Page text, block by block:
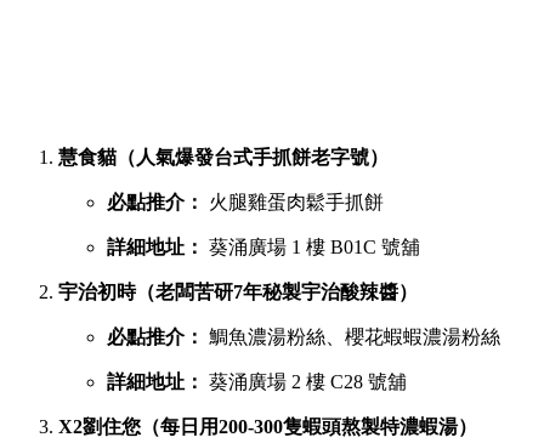
慧食貓（人氣爆發台式手抓餅老字號）
必點推介： 火腿雞蛋肉鬆手抓餅
詳細地址： 葵涌廣場 1 樓 B01C 號舖
宇治初時（老闆苦研7年秘製宇治酸辣醬）
必點推介： 鯛魚濃湯粉絲、櫻花蝦蝦濃湯粉絲
詳細地址： 葵涌廣場 2 樓 C28 號舖
X2劉住您（每日用200-300隻蝦頭熬製特濃蝦湯）